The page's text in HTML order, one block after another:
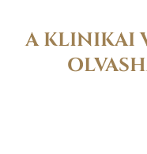
A KLINIKAI